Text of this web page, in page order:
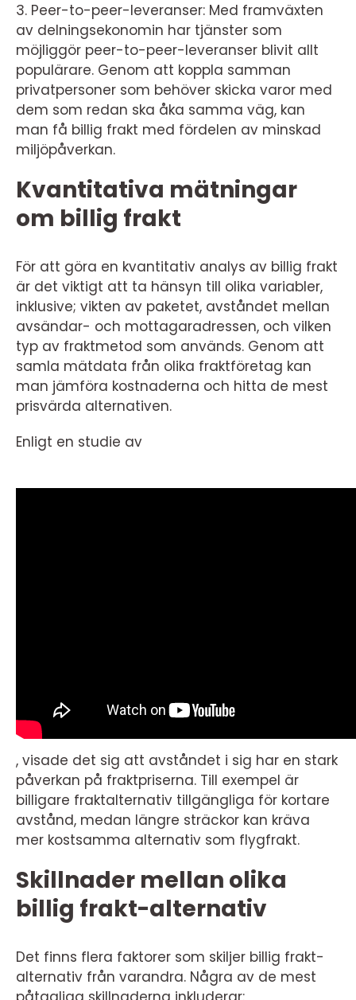
3. Peer-to-peer-leveranser: Med framväxten
av delningsekonomin har tjänster som
möjliggör peer-to-peer-leveranser blivit allt
populärare. Genom att koppla samman
privatpersoner som behöver skicka varor med
dem som redan ska åka samma väg, kan
man få billig frakt med fördelen av minskad
miljöpåverkan.
Kvantitativa mätningar
om billig frakt
För att göra en kvantitativ analys av billig frakt
är det viktigt att ta hänsyn till olika variabler,
inklusive; vikten av paketet, avståndet mellan
avsändar- och mottagaradressen, och vilken
typ av fraktmetod som används. Genom att
samla mätdata från olika fraktföretag kan
man jämföra kostnaderna och hitta de mest
prisvärda alternativen.
Enligt en studie av
, visade det sig att avståndet i sig har en stark
påverkan på fraktpriserna. Till exempel är
billigare fraktalternativ tillgängliga för kortare
avstånd, medan längre sträckor kan kräva
mer kostsamma alternativ som flygfrakt.
Skillnader mellan olika
billig frakt-alternativ
Det finns flera faktorer som skiljer billig frakt-
alternativ från varandra. Några av de mest